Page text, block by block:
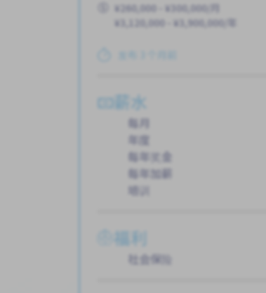
¥260,000 - ¥300,000/月
¥3,120,000 - ¥3,900,000/年
发布 3 个月前
薪水
每月
年度
每年奖金
每年加薪
培训
福利
社会保险